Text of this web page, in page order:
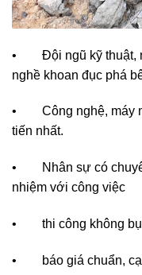
• Đội ngũ kỹ thuật,
nghề khoan đục phá
• Công nghệ, máy
tiến nhất.
• Nhân sự có
nhiệm với công việc
• thi công không bụi
• báo giá chuẩn,